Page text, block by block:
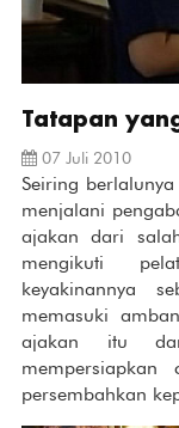
Tatapan
07 Juli 2010
Seiring
menjalani
ajakan dari
mengikuti
keyakinannya
memasuki
ajakan itu
persembahkan